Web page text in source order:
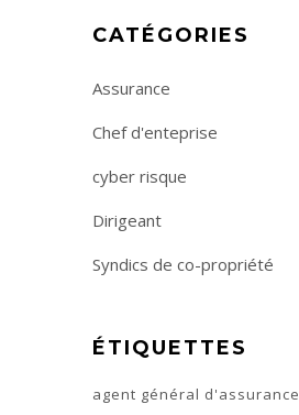
CATÉGORIES
Assurance
Chef d'enteprise
cyber risque
Dirigeant
Syndics de co-propriété
ÉTIQUETTES
agent général d'assurance